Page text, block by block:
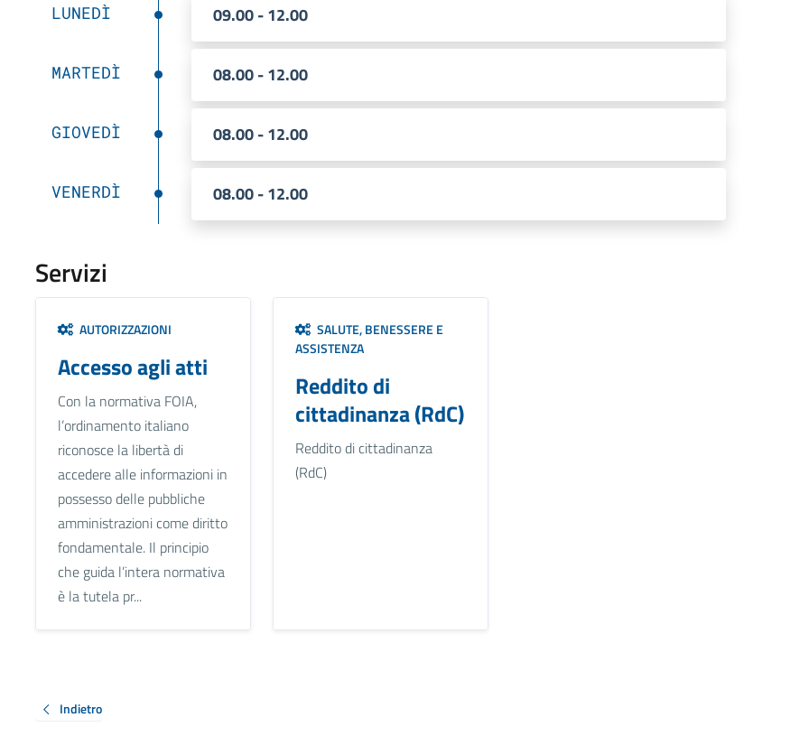
LUNEDÌ 09.00 - 12.00
MARTEDÌ 08.00 - 12.00
GIOVEDÌ 08.00 - 12.00
VENERDÌ 08.00 - 12.00
Servizi
AUTORIZZAZIONI
Accesso agli atti
Con la normativa FOIA,
l’ordinamento italiano
riconosce la libertà di
accedere alle informazioni in
possesso delle pubbliche
amministrazioni come diritto
fondamentale. Il principio
che guida l’intera normativa
è la tutela pr...
SALUTE, BENESSERE E
ASSISTENZA
Reddito di
cittadinanza (RdC)
Reddito di cittadinanza
(RdC)
Indietro